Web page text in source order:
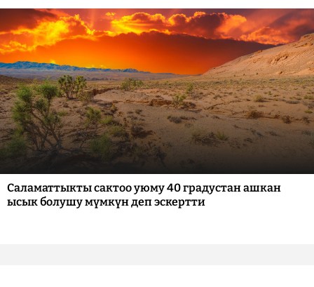
Саламаттыкты сактоо уюму 40 градустан ашкан
ысык болушу мүмкүн деп эскертти